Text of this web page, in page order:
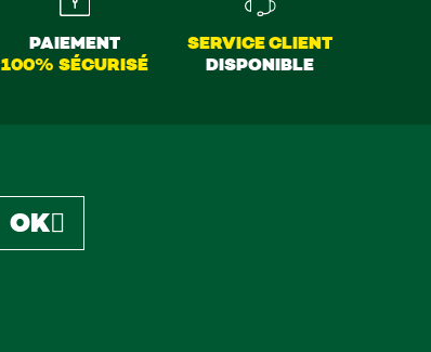
PAIEMENT
100% SÉCURISÉ
SERVICE CLIENT
DISPONIBLE
OK